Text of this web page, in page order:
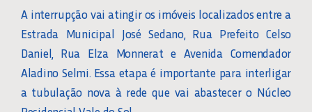
A interrupção vai atingir os imóveis localizados entre a
Estrada Municipal José Sedano, Rua Prefeito Celso
Daniel, Rua Elza Monnerat e Avenida Comendador
Aladino Selmi. Essa etapa é importante para interligar
a tubulação nova à rede que vai abastecer o Núcleo